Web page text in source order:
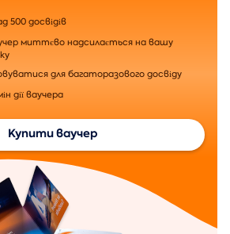
500 досвідів
миттєво надсилається на вашу
для багаторазового досвіду
дії ваучера
Купити ваучер